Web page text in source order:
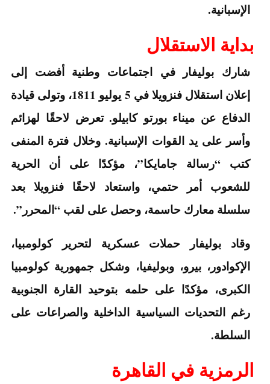
الإسبانية.
بداية الاستقلال
شارك بوليفار في اجتماعات وطنية أفضت إلى
إعلان استقلال فنزويلا في 5 يوليو 1811، وتولى قيادة
الدفاع عن ميناء بورتو كابيلو. تعرض لاحقًا لهزائم
وأسر على يد القوات الإسبانية. وخلال فترة المنفى
كتب “رسالة جامايكا”، مؤكدًا على أن الحرية
للشعوب أمر حتمي، واستعاد لاحقًا فنزويلا بعد
سلسلة معارك حاسمة، وحصل على لقب “المحرر”.
وقاد بوليفار حملات عسكرية لتحرير كولومبيا،
الإكوادور، بيرو، وبوليفيا، وشكل جمهورية كولومبيا
الكبرى، مؤكدًا على حلمه بتوحيد القارة الجنوبية
رغم التحديات السياسية الداخلية والصراعات على
السلطة.
الرمزية في القاهرة